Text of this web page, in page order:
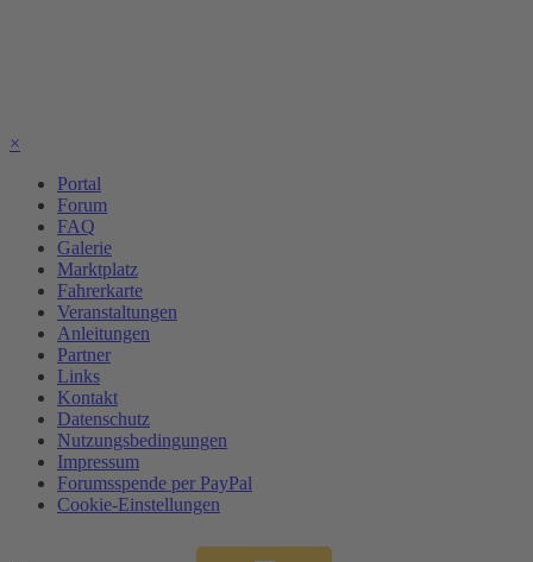
×
Portal
Forum
FAQ
Galerie
Marktplatz
Fahrerkarte
Veranstaltungen
Anleitungen
Partner
Links
Kontakt
Datenschutz
Nutzungsbedingungen
Impressum
Forumsspende per PayPal
Cookie-Einstellungen